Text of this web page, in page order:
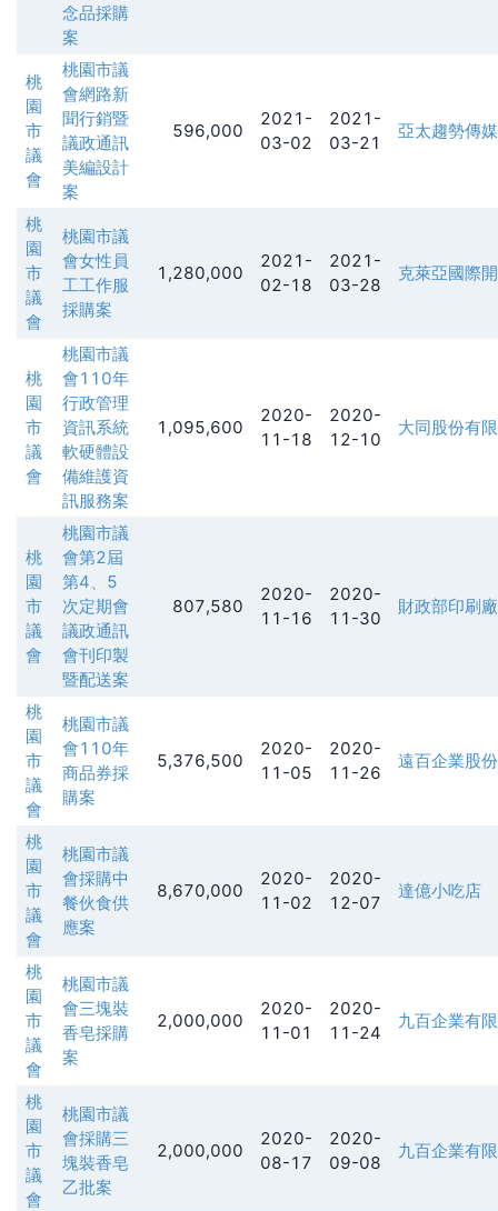
念品採購
案
桃
園
市
議
會
桃園市議
會網路新
聞行銷暨
議政通訊
美編設計
案
596,000
2021-
03-02
2021-
03-21
亞太趨勢傳
桃
園
市
議
會
桃園市議
會女性員
工工作服
採購案
1,280,000
2021-
02-18
2021-
03-28
克萊亞國際
桃
園
市
議
會
桃園市議
會110年
行政管理
資訊系統
軟硬體設
備維護資
訊服務案
1,095,600
2020-
11-18
2020-
12-10
大同股份有
桃
園
市
議
會
桃園市議
會第2屆
第4、5
次定期會
議政通訊
會刊印製
暨配送案
807,580
2020-
11-16
2020-
11-30
財政部印刷廠
桃
園
市
議
會
桃園市議
會110年
商品券採
購案
5,376,500
2020-
11-05
2020-
11-26
遠百企業股
桃
園
市
議
會
桃園市議
會採購中
餐伙食供
應案
8,670,000
2020-
11-02
2020-
12-07
達億小吃店
桃
園
市
議
會
桃園市議
會三塊裝
香皂採購
案
2,000,000
2020-
11-01
2020-
11-24
九百企業有
桃
園
市
議
會
桃園市議
會採購三
塊裝香皂
乙批案
2,000,000
2020-
08-17
2020-
09-08
九百企業有